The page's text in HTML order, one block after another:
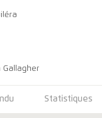
Gallagher
Statistiques